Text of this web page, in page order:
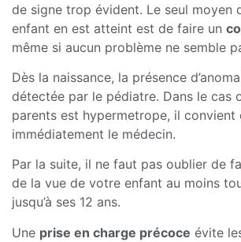
de signe trop évident. Le seul moyen
enfant en est atteint est de faire un
même si aucun problème ne semble
Dès la naissance, la présence
détectée par le pédiatre. Dans le cas
parents est hypermetrope, il convient
immédiatement le médecin.
Par la suite, il ne faut pas oublier de
de la vue de votre enfant au moins
jusqu’à ses 12 ans.
Une prise en charge précoce évite